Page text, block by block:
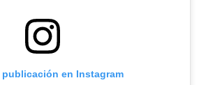
publicación en Instagram